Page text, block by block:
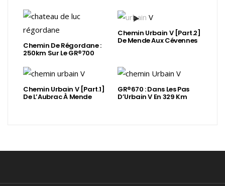
Chemin De Régordane :
250km Sur Le GR®700
Chemin Urbain V [Part.2]
De Mende Aux Cévennes
Chemin Urbain V [Part.1]
De L’Aubrac À Mende
GR®670 : Dans Les Pas
D’Urbain V En 329 Km